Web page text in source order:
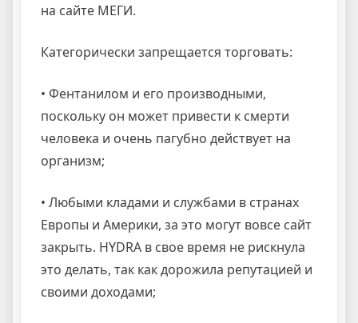
на сайте МЕГИ.
Категорически запрещается торговать:
• Фентанилом и его производными,
поскольку он может привести к смерти
человека и очень пагубно действует на
организм;
• Любыми кладами и службами в странах
Европы и Америки, за это могут вовсе сайт
закрыть. HYDRA в свое время не рискнула
это делать, так как дорожила репутацией и
своими доходами;